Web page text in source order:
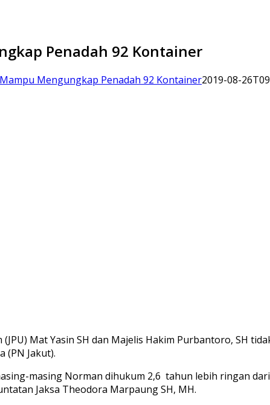
Penadah 92 Kontainer
Mengungkap Penadah 92 Kontainer2019-08-
Mat Yasin SH dan Majelis Hakim Purbantoro, SH
(PN Jakut).
masing Norman dihukum 2,6 tahun lebih ringan
Jaksa Theodora Marpaung SH, MH.